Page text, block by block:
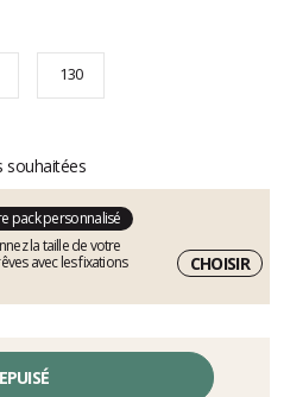
130
souhaitées
pack personnalisé
la taille de votre
avec les fixations
CHOISIR
EPUISÉ